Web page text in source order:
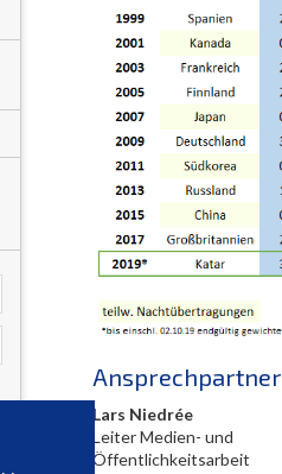
Ansprechpartner
Lars Niedrée
Leiter Medien- und
Öffentlichkeitsarbeit